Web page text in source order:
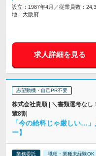
設立：1987年4月／従業員数：
地：大阪府
求人詳細を見る
志望動機・自己PR不要
株式会社貴順 | ＼書類選考な
輩8割
「今の給料じゃ厳しい…
ー】
業務委託 職種・業種未経験OK